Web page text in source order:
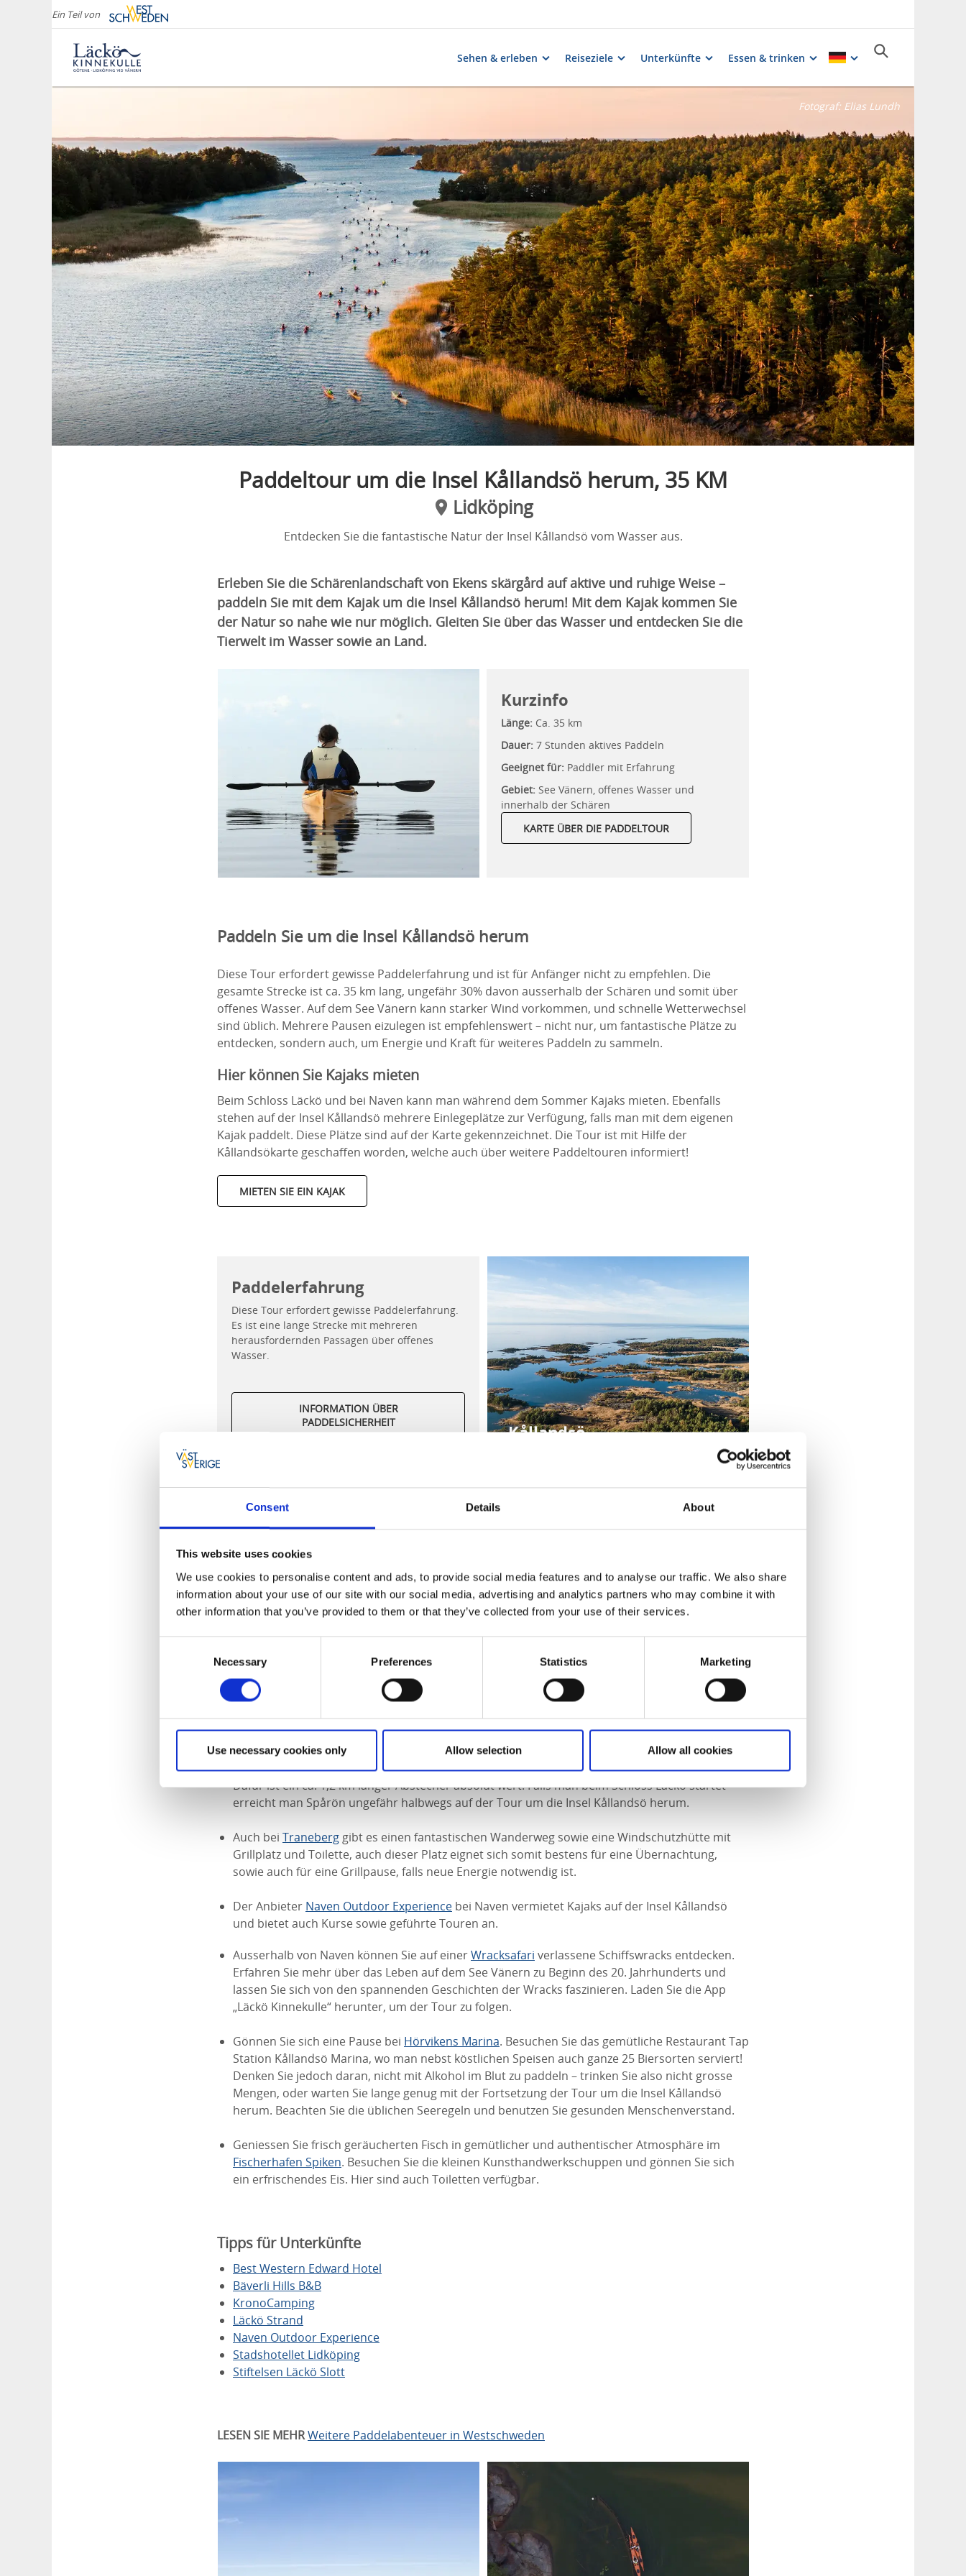
Consent Details About
This website uses cookies
We use cookies to personalise content and ads, to provide social media features and to analyse our traffic. We also share
information about your use of our site with our social media, advertising and analytics partners who may combine it with
other information that you’ve provided to them or that they’ve collected from your use of their services.
Necessary Preferences Statistics Marketing
Use necessary cookies only Allow selection Allow all cookies
Ein Teil von
Sehen & erleben Reiseziele Unterkünfte Essen & trinken
Fotograf: Elias Lundh
Paddeltour um die Insel Kållandsö herum, 35 KM
Lidköping
Entdecken Sie die fantastische Natur der Insel Kållandsö vom Wasser aus.
Erleben Sie die Schärenlandschaft von Ekens skärgård auf aktive und ruhige Weise –
paddeln Sie mit dem Kajak um die Insel Kållandsö herum! Mit dem Kajak kommen Sie
der Natur so nahe wie nur möglich. Gleiten Sie über das Wasser und entdecken Sie die
Tierwelt im Wasser sowie an Land.
Kurzinfo
Länge: Ca. 35 km
Dauer: 7 Stunden aktives Paddeln
Geeignet für: Paddler mit Erfahrung
Gebiet: See Vänern, offenes Wasser und
innerhalb der Schären
KARTE ÜBER DIE PADDELTOUR
Paddeln Sie um die Insel Kållandsö herum
Diese Tour erfordert gewisse Paddelerfahrung und ist für Anfänger nicht zu empfehlen. Die
gesamte Strecke ist ca. 35 km lang, ungefähr 30% davon ausserhalb der Schären und somit über
offenes Wasser. Auf dem See Vänern kann starker Wind vorkommen, und schnelle Wetterwechsel
sind üblich. Mehrere Pausen eizulegen ist empfehlenswert – nicht nur, um fantastische Plätze zu
entdecken, sondern auch, um Energie und Kraft für weiteres Paddeln zu sammeln.
Hier können Sie Kajaks mieten
Beim Schloss Läckö und bei Naven kann man während dem Sommer Kajaks mieten. Ebenfalls
stehen auf der Insel Kållandsö mehrere Einlegeplätze zur Verfügung, falls man mit dem eigenen
Kajak paddelt. Diese Plätze sind auf der Karte gekennzeichnet. Die Tour ist mit Hilfe der
Kållandsökarte geschaffen worden, welche auch über weitere Paddeltouren informiert!
MIETEN SIE EIN KAJAK
Paddelerfahrung
Diese Tour erfordert gewisse Paddelerfahrung.
Es ist eine lange Strecke mit mehreren
herausfordernden Passagen über offenes
Wasser.
INFORMATION ÜBER
PADDELSICHERHEIT
Kållandsö
Tipps für Pausen während der Tour
Unterkünfte. Das
Zutaten, welche man unter anderem aus dem naheliegenden Schlossgarten geliefert
bekommt. Auch das Café Stalletist im Restaurantführer White Guide erwähnt. Hier gibt es
hausgemachtes Brot, köstliches Gebäck sowie einfache Mittagsgerichte. Übernachten kann
Läckö Strand
ist ein ruhiger Platz direkt am See. Hier kann man übernachten oder eine
schwedische „Fika“ geniessen. Falls man bei Naven startet erreicht man Läckö Strand ungefähr
halbwegs auf der Tour um die Insel Kållandsö herum.
Auf der Insel Spårön gibt es nebst einem tollen Wanderweg auch eine Windschutzhütte,
Grillplätze und eine Toilette. Ein perfekter Platz, um eine Nacht in freier Natur zu verbringen.
Dafür ist ein ca. 1,2 km langer Abstecher absolut wert. Falls man beim Schloss Läckö startet
erreicht man Spårön ungefähr halbwegs auf der Tour um die Insel Kållandsö herum.
Auch bei Traneberg gibt es einen fantastischen Wanderweg sowie eine Windschutzhütte mit
Grillplatz und Toilette, auch dieser Platz eignet sich somit bestens für eine Übernachtung,
sowie auch für eine Grillpause, falls neue Energie notwendig ist.
Der Anbieter Naven Outdoor Experience bei Naven vermietet Kajaks auf der Insel Kållandsö
und bietet auch Kurse sowie geführte Touren an.
Ausserhalb von Naven können Sie auf einerWracksafari verlassene Schiffswracks entdecken.
Erfahren Sie mehr über das Leben auf dem See Vänern zu Beginn des 20. Jahrhunderts und
lassen Sie sich von den spannenden Geschichten der Wracks faszinieren. Laden Sie die App
„Läckö Kinnekulle“ herunter, um der Tour zu folgen.
Gönnen Sie sich eine Pause bei Hörvikens Marina. Besuchen Sie das gemütliche Restaurant Tap
Station Kållandsö Marina, wo man nebst köstlichen Speisen auch ganze 25 Biersorten serviert!
Denken Sie jedoch daran, nicht mit Alkohol im Blut zu paddeln – trinken Sie also nicht grosse
Mengen, oder warten Sie lange genug mit der Fortsetzung der Tour um die Insel Kållandsö
herum. Beachten Sie die üblichen Seeregeln und benutzen Sie gesunden Menschenverstand.
Geniessen Sie frisch geräucherten Fisch in gemütlicher und authentischer Atmosphäre im
Fischerhafen Spiken. Besuchen Sie die kleinen Kunsthandwerkschuppen und gönnen Sie sich
ein erfrischendes Eis. Hier sind auch Toiletten verfügbar.
Tipps für Unterkünfte
Best Western Edward Hotel
Bäverli Hills B&B
KronoCamping
Läckö Strand
Naven Outdoor Experience
Stadshotellet Lidköping
Stiftelsen Läckö Slott
LESEN SIE MEHRWeitere Paddelabenteuer in Westschweden